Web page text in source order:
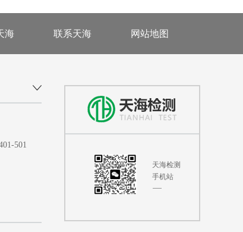
海 联系天海 网站地图
天海检测
手机站
501